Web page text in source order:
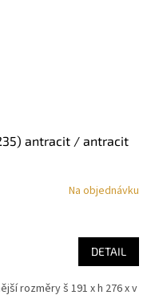
Na objednávku
DETAIL
rozměry š 191 x h 276 x v